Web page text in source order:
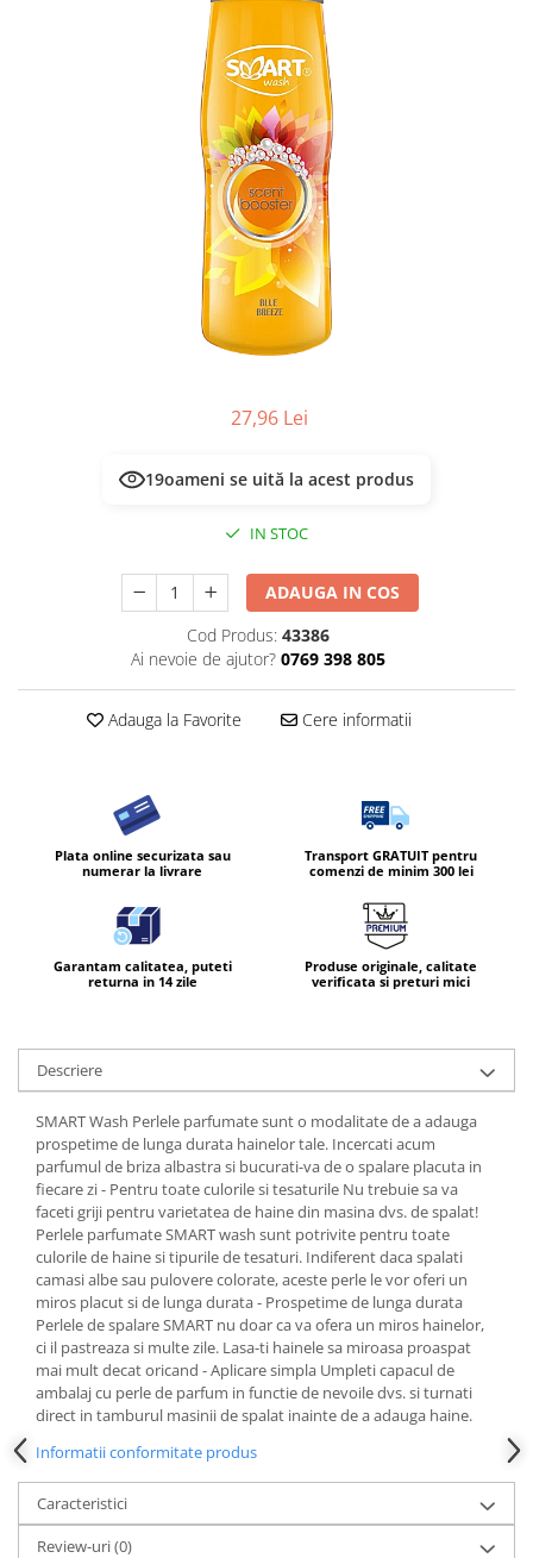
Servetele Umede & Uscate
27,96 Lei
19oameni se uită la acest produs
IN STOC
ADAUGA IN COS
Cod Produs: 43386
Ai nevoie de ajutor? 0769 398 805
Adauga la Favorite Cere informatii
Plata online securizata sau
numerar la livrare
Transport GRATUIT pentru
comenzi de minim 300 lei
Garantam calitatea, puteti
returna in 14 zile
Produse originale, calitate
verificata si preturi mici
Descriere
SMART Wash Perlele parfumate sunt o modalitate de a adauga
prospetime de lunga durata hainelor tale. Incercati acum
parfumul de briza albastra si bucurati-va de o spalare placuta in
fiecare zi - Pentru toate culorile si tesaturile Nu trebuie sa va
faceti griji pentru varietatea de haine din masina dvs. de spalat!
Perlele parfumate SMART wash sunt potrivite pentru toate
culorile de haine si tipurile de tesaturi. Indiferent daca spalati
camasi albe sau pulovere colorate, aceste perle le vor oferi un
miros placut si de lunga durata - Prospetime de lunga durata
Perlele de spalare SMART nu doar ca va ofera un miros hainelor,
ci il pastreaza si multe zile. Lasa-ti hainele sa miroasa proaspat
mai mult decat oricand - Aplicare simpla Umpleti capacul de
ambalaj cu perle de parfum in functie de nevoile dvs. si turnati
direct in tamburul masinii de spalat inainte de a adauga haine.
Informatii conformitate produs
Caracteristici
Review-uri(0)